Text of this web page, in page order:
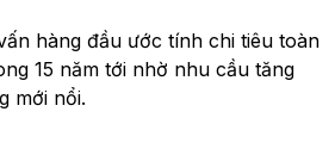
hàng đầu ước tính chi tiêu toàn
15 năm tới nhờ nhu cầu tăng
mới nổi.